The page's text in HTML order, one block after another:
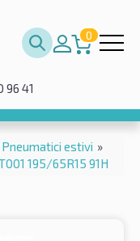
0
96 41
Pneumatici estivi »
195/65R15 91H